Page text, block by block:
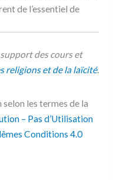
de l’essentiel de
des cours et
religions et de la laïcité.
les termes de la
– Pas d’Utilisation
Conditions 4.0